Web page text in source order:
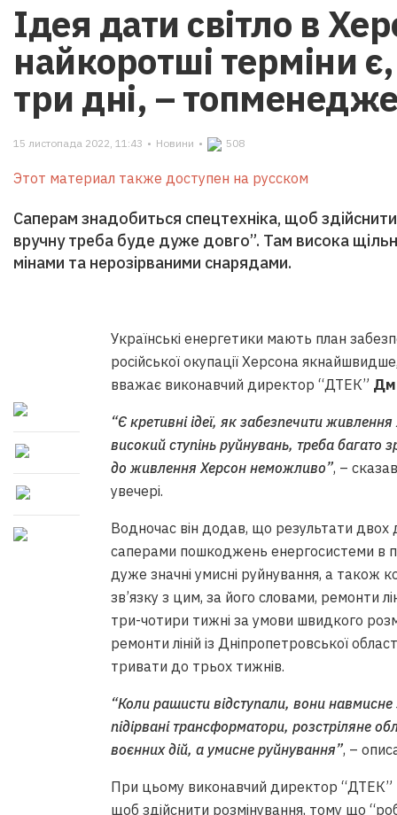
Ідея дати світло в
найкоротші терміни
три дні, –
15 листопада 2022, 11:43 • Новини • 508
Этот материал также доступен на русском
Саперам знадобиться спецтехніка, щоб
вручну треба буде дуже довго”. Там висока
мінами та нерозірваними снарядами.
Українські енергетики мають план
російської окупації Херсона
вважає виконавчий директор “ДТЕК”
“Є кретивні ідеї, як забезпечити
високий ступінь руйнувань, треба багато
до живлення Херсон неможливо”, –
увечері.
Водночас він додав, що результати двох
саперами пошкоджень енергосистеми в
дуже значні умисні руйнування, а також
зв’язку з цим, за його словами, ремонти
три-чотири тижні за умови швидкого
ремонти ліній із Дніпропетровської
тривати до трьох тижнів.
“Коли рашисти відступали, вони
підірвані трансформатори, розстріляне
воєнних дій, а умисне руйнування”, –
При цьому виконавчий директор “ДТЕК”
щоб здійснити розмінування, тому що